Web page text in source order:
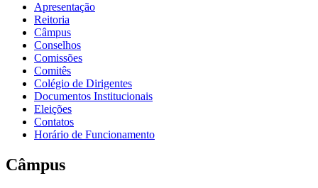
Apresentação
Reitoria
Câmpus
Conselhos
Comissões
Comitês
Colégio de Dirigentes
Documentos Institucionais
Eleições
Contatos
Horário de Funcionamento
Câmpus